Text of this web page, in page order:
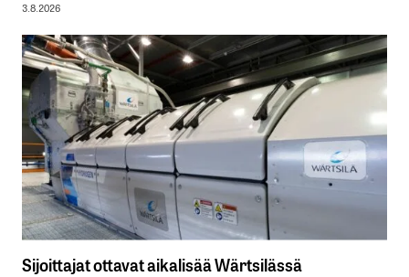
3.8.2026
Sijoittajat ottavat aikalisää Wärtsilässä